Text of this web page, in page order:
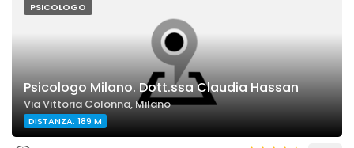
PSICOLOGO
Psicologo Milano. Dott.ssa Claudia Hassan
Via Vittoria Colonna, Milano
DISTANZA: 189 M